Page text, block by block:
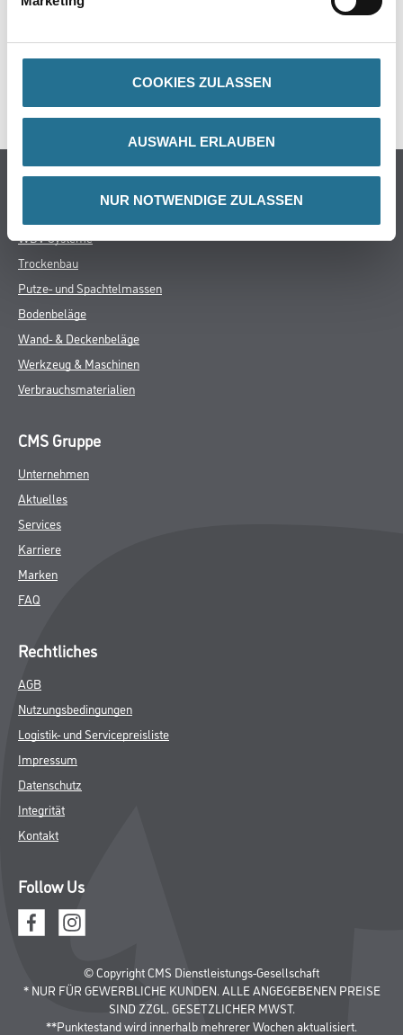
COOKIES ZULASSEN
AUSWAHL ERLAUBEN
NUR NOTWENDIGE ZULASSEN
GEFAHRENHINWEISE
DATENBLÄTTER
Online-Shop
WDV-Systeme
Trockenbau
Putze- und Spachtelmassen
Bodenbeläge
Wand- & Deckenbeläge
Werkzeug & Maschinen
Verbrauchsmaterialien
CMS Gruppe
Unternehmen
Aktuelles
Services
Karriere
Marken
FAQ
Rechtliches
AGB
Nutzungsbedingungen
Logistik- und Servicepreisliste
Impressum
Datenschutz
Integrität
Kontakt
Follow Us
© Copyright CMS Dienstleistungs-Gesellschaft
* NUR FÜR GEWERBLICHE KUNDEN. ALLE ANGEGEBENEN PREISE
SIND ZZGL. GESETZLICHER MWST.
**Punktestand wird innerhalb mehrerer Wochen aktualisiert.